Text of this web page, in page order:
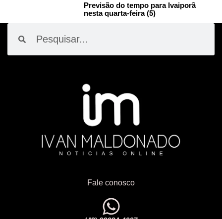
Previsão do tempo para Ivaiporã
nesta quarta-feira (5)
Fale conosco